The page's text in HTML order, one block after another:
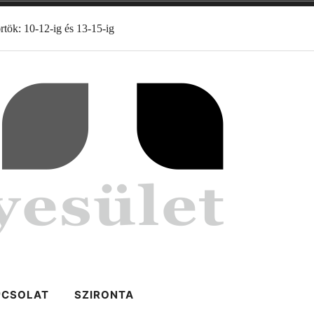
10-12-ig és 13-15-ig
SZIRONTA